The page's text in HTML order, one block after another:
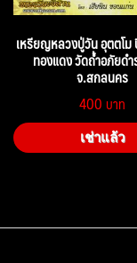
เหรียญหลวงปู่วัน อุตตโม
ทองแดง วัดถ้ำอภัยด
จ.สกลนคร
400
เช่าแล้ว